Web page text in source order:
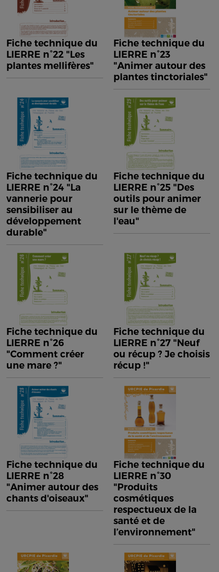
Fiche technique du
LIERRE n°22 "Les
plantes mellifères"
Fiche technique du
LIERRE n°23
"Animer autour des
plantes tinctoriales"
Fiche technique du
LIERRE n°24 "La
vannerie pour
sensibiliser au
développement
durable"
Fiche technique du
LIERRE n°25 "Des
outils pour animer
sur le thème de
l'eau"
Fiche technique du
LIERRE n°26
"Comment créer
une mare ?"
Fiche technique du
LIERRE n°27 "Neuf
ou récup ? Je choisis
récup !"
Fiche technique du
LIERRE n°28
"Animer autour des
chants d'oiseaux"
Fiche technique du
LIERRE n°30
"Produits
cosmétiques
respectueux de la
santé et de
l’environnement"